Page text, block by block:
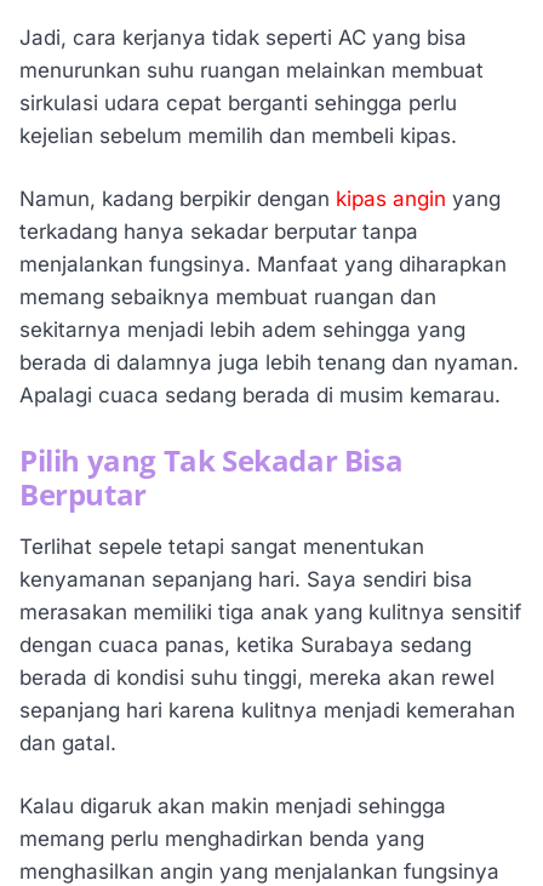
Jadi, cara kerjanya tidak seperti AC yang bisa
menurunkan suhu ruangan melainkan membuat
sirkulasi udara cepat berganti sehingga perlu
kejelian sebelum memilih dan membeli kipas.
Namun, kadang berpikir dengan kipas angin yang
terkadang hanya sekadar berputar tanpa
menjalankan fungsinya. Manfaat yang diharapkan
memang sebaiknya membuat ruangan dan
sekitarnya menjadi lebih adem sehingga yang
berada di dalamnya juga lebih tenang dan nyaman.
Apalagi cuaca sedang berada di musim kemarau.
Pilih yang Tak Sekadar Bisa
Berputar
Terlihat sepele tetapi sangat menentukan
kenyamanan sepanjang hari. Saya sendiri bisa
merasakan memiliki tiga anak yang kulitnya sensitif
dengan cuaca panas, ketika Surabaya sedang
berada di kondisi suhu tinggi, mereka akan rewel
sepanjang hari karena kulitnya menjadi kemerahan
dan gatal.
Kalau digaruk akan makin menjadi sehingga
memang perlu menghadirkan benda yang
menghasilkan angin yang menjalankan fungsinya